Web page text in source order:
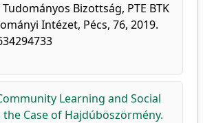
Bizottság, PTE BTK
Intézet, Pécs, 76, 2019.
Learning and Social
Case of Hajdúböszörmény.